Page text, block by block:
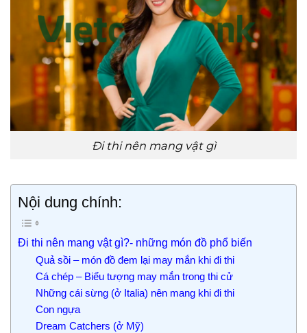
Đi thi nên mang vật gì
Nội dung chính:
Đi thi nên mang vật gì?- những món đồ phổ biến
Quả sồi – món đồ đem lại may mắn khi đi thi
Cá chép – Biểu tượng may mắn trong thi cử
Những cái sừng (ở Italia) nên mang khi đi thi
Con ngựa
Dream Catchers (ở Mỹ)